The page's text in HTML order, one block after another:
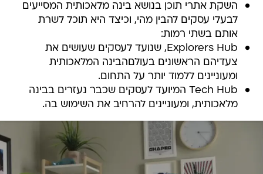
השקת אתרי תוכן בנושא בינה מלאכותית המסייעים
לבעלי עסקים להבין מהי, וכיצד היא תוכל לשרת
אותם בשתי רמות:
Explorers Hub, שנועד לעסקים שעושים את
צעדיהם הראשונים בעולםהבינה המלאכותית
ומעוניינים ללמוד יותר על התחום.
Tech Hub המיועד לעסקים שכבר נעזרים בבינה
מלאכותית, ומעוניינים להרחיב את השימוש בה.